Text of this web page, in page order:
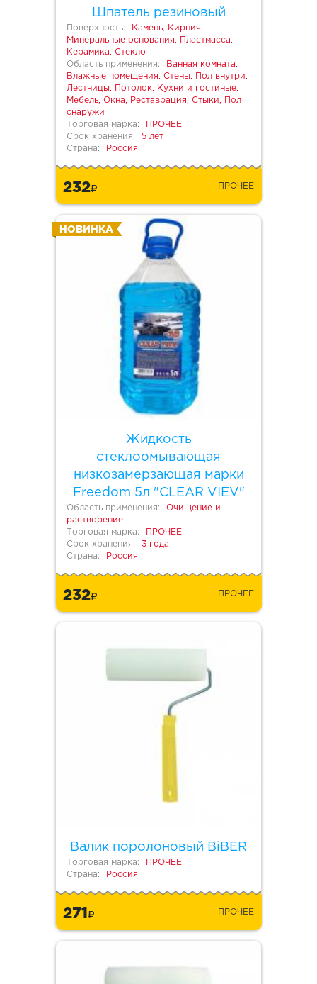
Шпатель резиновый
Поверхность:
Камень, Кирпич,
Минеральные основания, Пластмасса,
Керамика, Стекло
Область применения:
Ванная комната,
Влажные помещения, Стены, Пол внутри,
Лестницы, Потолок, Кухни и гостиные,
Мебель, Окна, Реставрация, Стыки, Пол
снаружи
Торговая марка:
ПРОЧЕЕ
Срок хранения:
5 лет
Страна:
Россия
232 ПРОЧЕЕ
Жидкость
стеклоомывающая
низкозамерзающая марки
Freedom 5л "CLEAR VIEV"
НОВИНКА
Область применения:
Очищение и
растворение
Торговая марка:
ПРОЧЕЕ
Срок хранения:
3 года
Страна:
Россия
232 ПРОЧЕЕ
Валик поролоновый BiBER
Торговая марка:
ПРОЧЕЕ
Страна:
Россия
271 ПРОЧЕЕ